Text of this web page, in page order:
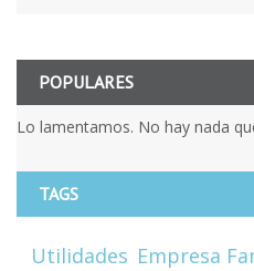
POPULARES
Lo lamentamos. No hay nada
TAGS
Utilidades Empresa